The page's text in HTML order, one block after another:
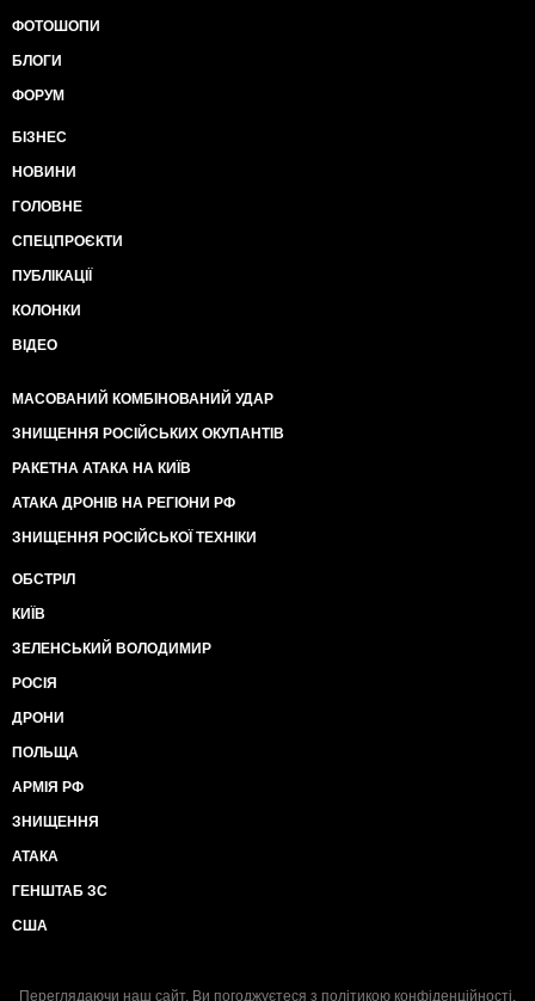
ФОТОШОПИ
БЛОГИ
ФОРУМ
БІЗНЕС
НОВИНИ
ГОЛОВНЕ
СПЕЦПРОЄКТИ
ПУБЛІКАЦІЇ
КОЛОНКИ
ВІДЕО
МАСОВАНИЙ КОМБІНОВАНИЙ УДАР
ЗНИЩЕННЯ РОСІЙСЬКИХ ОКУПАНТІВ
РАКЕТНА АТАКА НА КИЇВ
АТАКА ДРОНІВ НА РЕГІОНИ РФ
ЗНИЩЕННЯ РОСІЙСЬКОЇ ТЕХНІКИ
ОБСТРІЛ
КИЇВ
ЗЕЛЕНСЬКИЙ ВОЛОДИМИР
РОСІЯ
ДРОНИ
ПОЛЬЩА
АРМІЯ РФ
ЗНИЩЕННЯ
АТАКА
ГЕНШТАБ ЗС
США
Переглядаючи наш сайт, Ви погоджуєтеся з політикою конфіденційності.